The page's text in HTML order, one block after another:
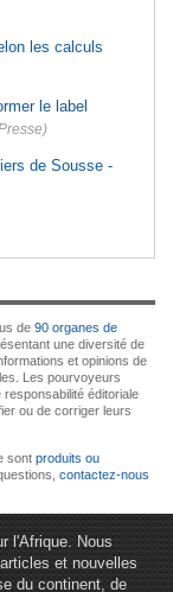
les calculs
le label
de Sousse -
de 90 organes de
une diversité de
et opinions de
Les pourvoyeurs
éditoriale
ou de corriger leurs
sont produits ou
contactez-nous
l'Afrique. Nous
et nouvelles
du continent, de